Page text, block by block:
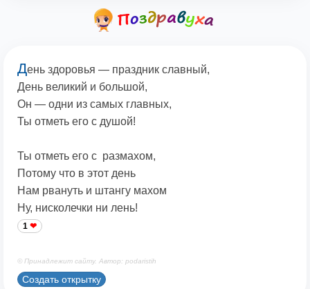
День здоровья — праздник славный,
День великий и большой,
Он — одни из самых главных,
Ты отметь его с душой!
Ты отметь его с размахом,
Потому что в этот день
Нам рвануть и штангу махом
Ну, нисколечки ни лень!
1
© Принадлежит сайту. Автор: podaristih
Создать открытку